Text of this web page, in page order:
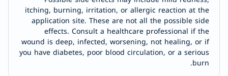
itching, burning, irritation, or allergic reaction at the
application site. These are not all the possible side
effects. Consult a healthcare professional if the
wound is deep, infected, worsening, not healing, or if
you have diabetes, poor blood circulation, or a serious
burn.